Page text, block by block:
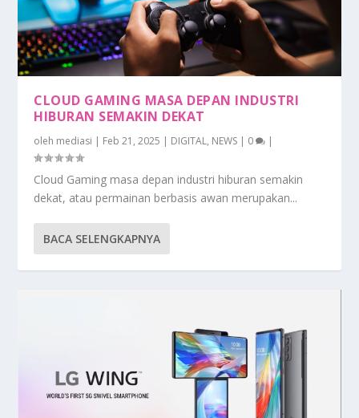
CLOUD GAMING MASA DEPAN INDUSTRI
HIBURAN SEMAKIN DEKAT
oleh mediasi | Feb 21, 2025 | DIGITAL, NEWS | 0 |
Cloud Gaming masa depan industri hiburan semakin
dekat, atau permainan berbasis awan merupakan...
BACA SELENGKAPNYA